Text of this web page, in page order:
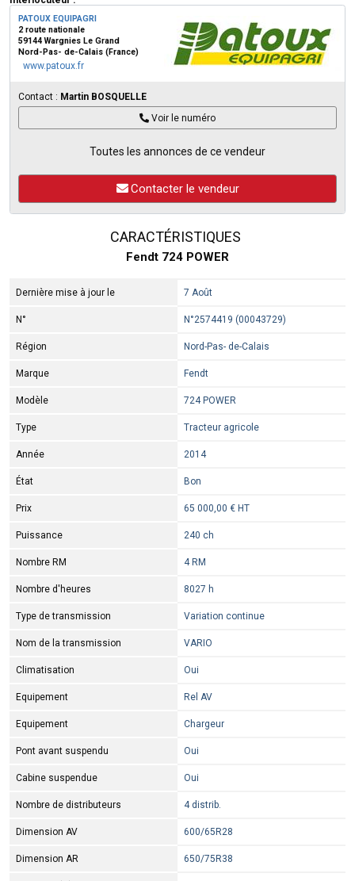
PATOUX EQUIPAGRI
2 route nationale
59144 Wargnies Le Grand
Nord-Pas- de-Calais (France)
www.patoux.fr
Contact : Martin BOSQUELLE
Voir le numéro
Toutes les annonces de ce vendeur
Contacter le vendeur
CARACTÉRISTIQUES
Fendt 724 POWER
Dernière mise à jour le 7 Août
N° N°2574419 (00043729)
Région Nord-Pas- de-Calais
Marque Fendt
Modèle 724 POWER
Type Tracteur agricole
Année 2014
État Bon
Prix 65 000,00 € HT
Puissance 240 ch
Nombre RM 4 RM
Nombre d'heures 8027 h
Type de transmission Variation continue
Nom de la transmission VARIO
Climatisation Oui
Equipement Rel AV
Equipement Chargeur
Pont avant suspendu Oui
Cabine suspendue Oui
Nombre de distributeurs 4 distrib.
Dimension AV 600/65R28
Dimension AR 650/75R38